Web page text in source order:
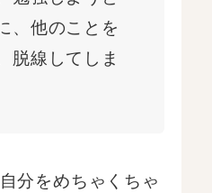
、他のことを
脱線してしま
分をめちゃくちゃ